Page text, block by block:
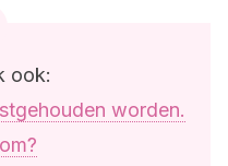
ook:
worden.